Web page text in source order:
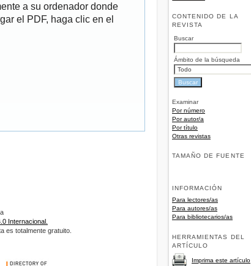
CONTENIDO DE LA
REVISTA
Buscar
Ámbito de la búsqueda
Examinar
Por número
Por autor/a
Por título
Otras revistas
TAMAÑO DE FUENTE
INFORMACIÓN
Para lectores/as
Para autores/as
Para bibliotecarios/as
HERRAMIENTAS DEL
ARTÍCULO
Imprima este artículo
a su ordenador donde
el PDF, haga clic en el
Internacional.
es totalmente gratuito.